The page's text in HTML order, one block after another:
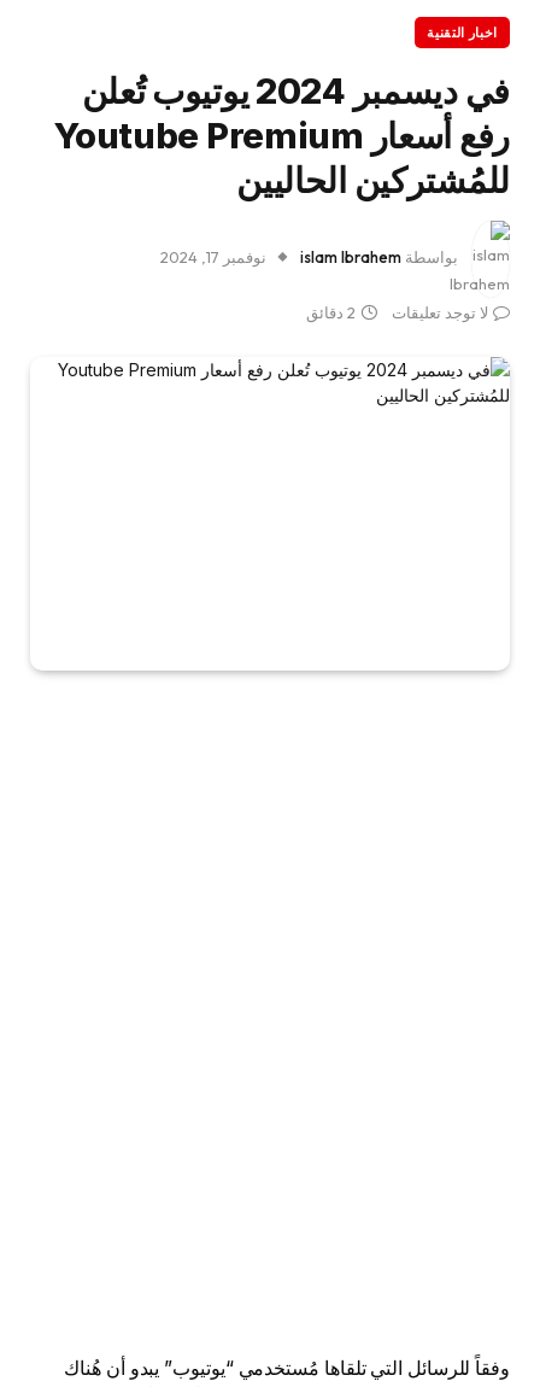
اخبار التقنية
في ديسمبر 2024 يوتيوب تُعلن
رفع أسعار Youtube Premium
للمُشتركين الحاليين
بواسطة islam Ibrahem نوفمبر 17, 2024
لا توجد تعليقات 2 دقائق
وفقاً للرسائل التي تلقاها مُستخدمي “يوتيوب” يبدو أن هُناك